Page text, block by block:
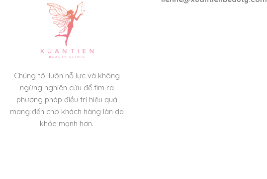
Chúng tôi luôn nỗ lực và không
ngừng nghiên cứu để tìm ra
phương pháp điều trị hiệu quả
mang đến cho khách hàng làn da
khỏe mạnh hơn.